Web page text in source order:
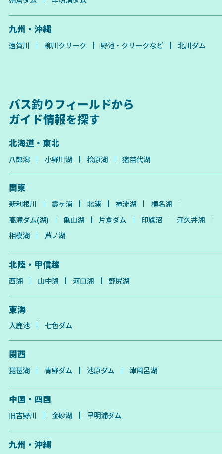
九州・沖縄
遠賀川 柳川クリーク 野池・クリークなど 北川ダム
バス釣りフィールドから
ガイド情報を探す
北海道・東北
八郎潟 小野川湖 桧原湖 猪苗代湖
関東
新利根川 霞ヶ浦 北浦 神流湖
榛名湖
高滝ダム(湖)
亀山湖 片倉ダム 印旛沼
津久井湖
相模湖
芦ノ湖
北陸・甲信越
西湖 山中湖 河口湖 野尻湖
東海
入鹿池 七色ダム
関西
琵琶湖 青野ダム 池原ダム 津風呂湖
中国・四国
旧吉野川 金砂湖 早明浦ダム
九州・沖縄